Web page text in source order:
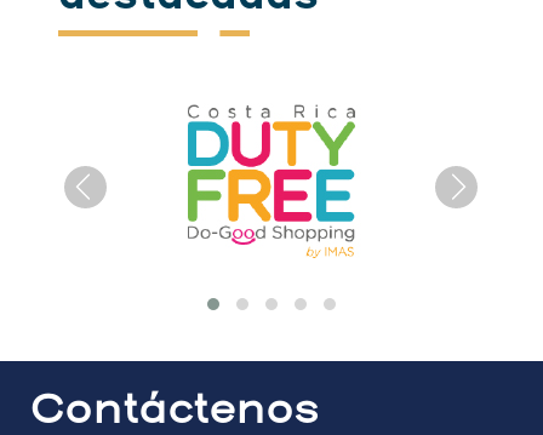
Contáctenos